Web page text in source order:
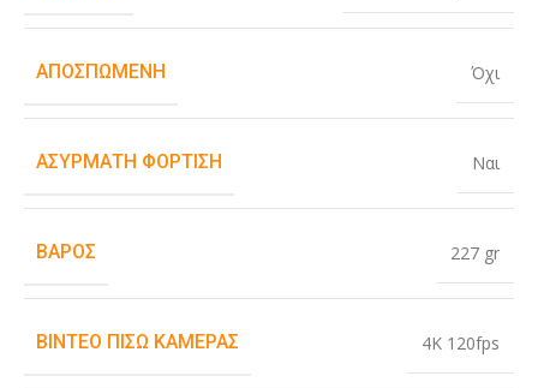
ΑΠΟΣΠΏΜΕΝΗ Όχι
ΑΣΎΡΜΑΤΗ ΦΌΡΤΙΣΗ Ναι
ΒΆΡΟΣ 227 gr
ΒΊΝΤΕΟ ΠΊΣΩ ΚΆΜΕΡΑΣ 4K 120fps